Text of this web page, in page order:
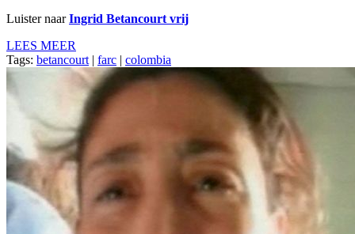
Luister naarIngrid Betancourt vrij
LEES MEER
Tags: betancourt | farc | colombia